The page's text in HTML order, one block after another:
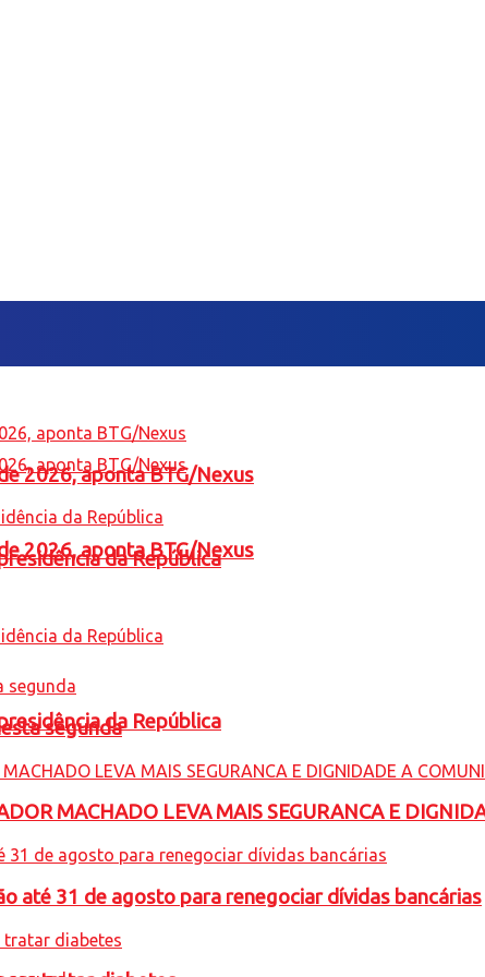
2026, aponta BTG/Nexus
da República
2026, aponta BTG/Nexus
da República
segunda
MACHADO LEVA MAIS SEGURANCA E
até 31 de agosto para renegociar dívidas bancárias